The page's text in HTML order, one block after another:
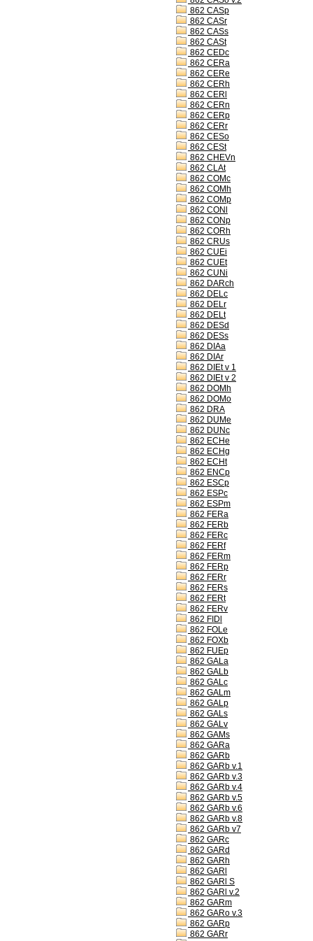
862 CASp
862 CASr
862 CASs
862 CASt
862 CEDc
862 CERa
862 CERe
862 CERh
862 CERl
862 CERn
862 CERp
862 CERr
862 CESo
862 CESt
862 CHEVn
862 CLAt
862 COMc
862 COMh
862 COMp
862 CONl
862 CONp
862 CORh
862 CRUs
862 CUEi
862 CUEt
862 CUNi
862 DARch
862 DELc
862 DELr
862 DELt
862 DESd
862 DESs
862 DIAa
862 DIAr
862 DIEt v 1
862 DIEt v 2
862 DOMh
862 DOMo
862 DRA
862 DUMe
862 DUNc
862 ECHe
862 ECHg
862 ECHt
862 ENCp
862 ESCp
862 ESPc
862 ESPm
862 FERa
862 FERb
862 FERc
862 FERf
862 FERm
862 FERp
862 FERr
862 FERs
862 FERt
862 FERv
862 FIDl
862 FOLe
862 FOXb
862 FUEp
862 GALa
862 GALb
862 GALc
862 GALm
862 GALp
862 GALs
862 GALv
862 GAMs
862 GARa
862 GARb
862 GARb v.1
862 GARb v.3
862 GARb v.4
862 GARb v.5
862 GARb v.6
862 GARb v.8
862 GARb v7
862 GARc
862 GARd
862 GARh
862 GARl
862 GARl S
862 GARl v.2
862 GARm
862 GARo v.3
862 GARp
862 GARr